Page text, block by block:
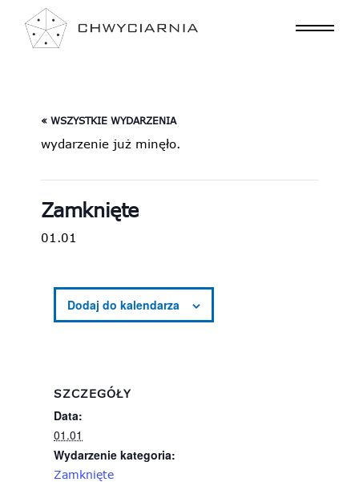
« WSZYSTKIE WYDARZENIA
wydarzenie już minęło.
Zamknięte
01.01
SZCZEGÓŁY
Data:
01.01
Wydarzenie kategoria:
Zamknięte